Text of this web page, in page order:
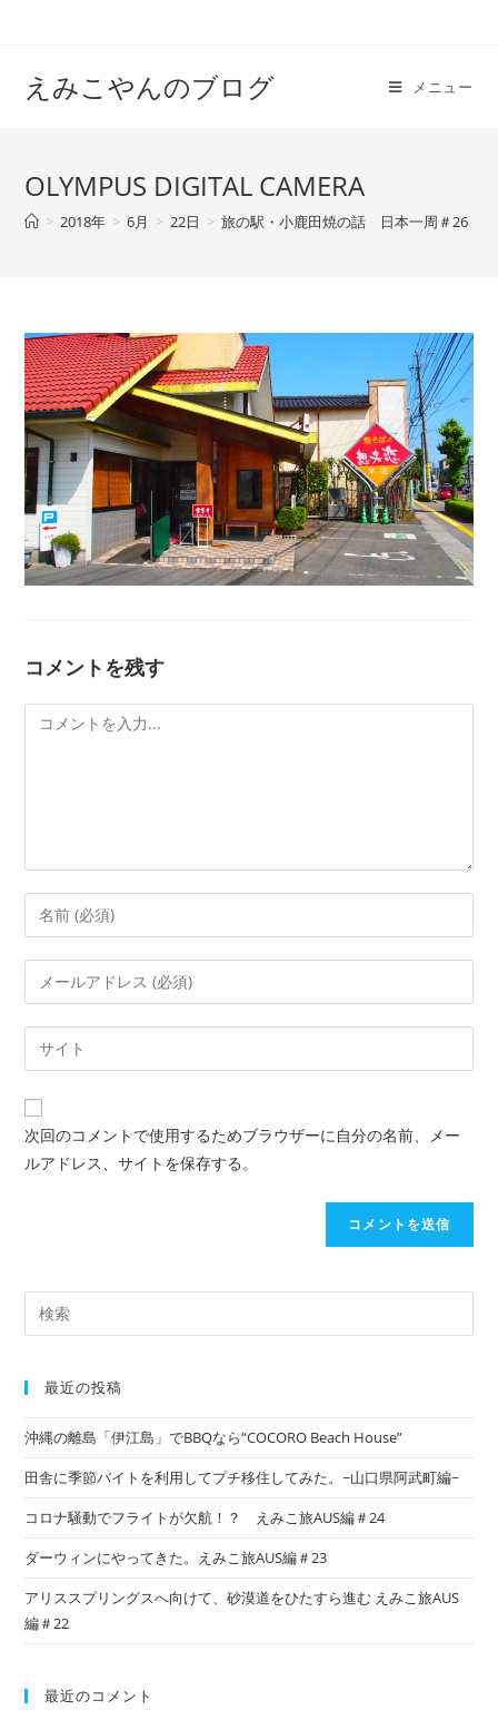
えみこやんのブログ メニュー
OLYMPUS DIGITAL CAMERA
> 2018年 > 6月 > 22日 > 旅の駅・小鹿田焼の話 日本一周＃26
コメントを残す
次回のコメントで使用するためブラウザーに自分の名前、メー
ルアドレス、サイトを保存する。
最近の投稿
沖縄の離島「伊江島」でBBQなら“COCORO Beach House”
田舎に季節バイトを利用してプチ移住してみた。~山口県阿武町編~
コロナ騒動でフライトが欠航！？ えみこ旅AUS編＃24
ダーウィンにやってきた。えみこ旅AUS編＃23
アリススプリングスへ向けて、砂漠道をひたすら進む えみこ旅AUS
編＃22
最近のコメント